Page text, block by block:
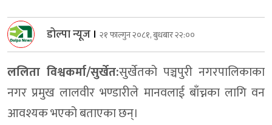
डोल्पा न्यूज । २१ फाल्गुन २०८१, बुधबार २२:००
ललिता विश्वकर्मा/सुर्खेत:सुर्खेतको पञ्चपुरी नगरपालिकाका
नगर प्रमुख लालवीर भण्डारीले मानवलाई बाँच्नका लागि वन
आवश्यक भएको बताएका छन्।